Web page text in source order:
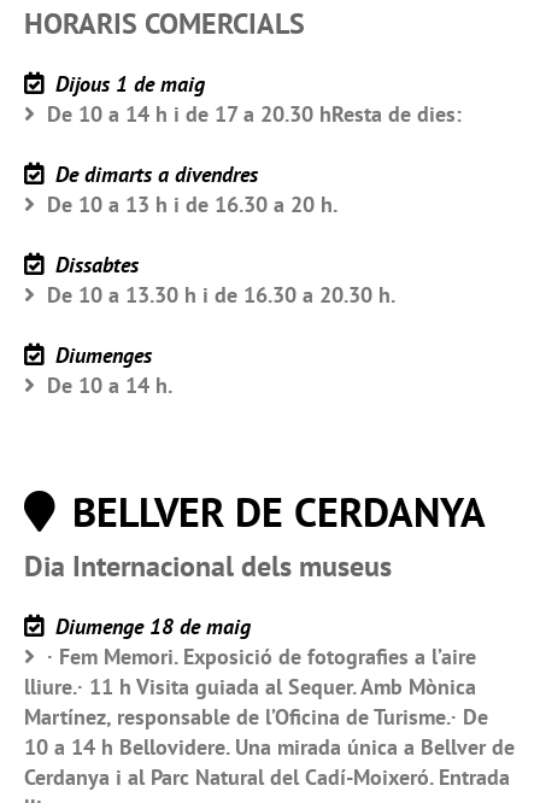
HORARIS COMERCIALS
Dijous 1 de maig
De 10 a 14 h i de 17 a 20.30 hResta de dies:
De dimarts a divendres
De 10 a 13 h i de 16.30 a 20 h.
Dissabtes
De 10 a 13.30 h i de 16.30 a 20.30 h.
Diumenges
De 10 a 14 h.
BELLVER DE CERDANYA
Dia Internacional dels museus
Diumenge 18 de maig
· Fem Memori. Exposició de fotografies a l’aire
lliure.· 11 h Visita guiada al Sequer. Amb Mònica
Martínez, responsable de l’Oficina de Turisme.· De
10 a 14 h Bellovidere. Una mirada única a Bellver de
Cerdanya i al Parc Natural del Cadí-Moixeró. Entrada